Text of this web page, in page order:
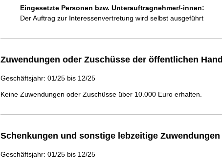
r
n
Eingesetzte Personen bzw. Unterauftragnehmer/-innen:
Der Auftrag zur Interessenvertretung wird selbst ausgeführt
Zuwendungen oder Zuschüsse der öffentlichen Hand
Geschäftsjahr: 01/25 bis 12/25
Keine Zuwendungen oder Zuschüsse über 10.000 Euro erhalten.
Schenkungen und sonstige lebzeitige Zuwendungen
Geschäftsjahr: 01/25 bis 12/25